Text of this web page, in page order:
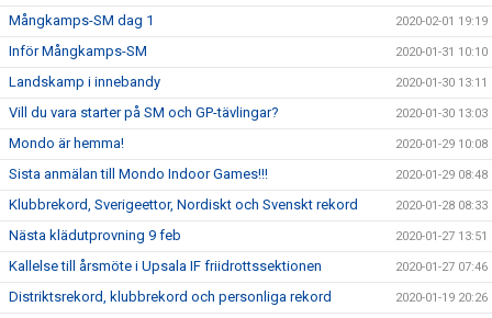
Mångkamps-SM dag 1 2020-02-01 19:19
Inför Mångkamps-SM 2020-01-31 10:10
Landskamp i innebandy 2020-01-30 13:11
Vill du vara starter på SM och GP-tävlingar? 2020-01-30 13:03
Mondo är hemma! 2020-01-29 10:08
Sista anmälan till Mondo Indoor Games!!! 2020-01-29 08:48
Klubbrekord, Sverigeettor, Nordiskt och Svenskt rekord 2020-01-28 08:33
Nästa klädutprovning 9 feb 2020-01-27 13:51
Kallelse till årsmöte i Upsala IF friidrottssektionen 2020-01-27 07:46
Distriktsrekord, klubbrekord och personliga rekord 2020-01-19 20:26